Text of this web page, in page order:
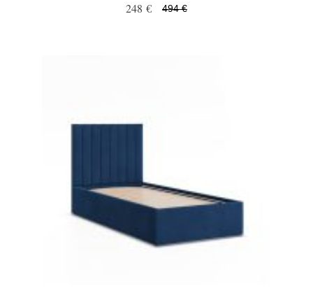
248 € 494 €